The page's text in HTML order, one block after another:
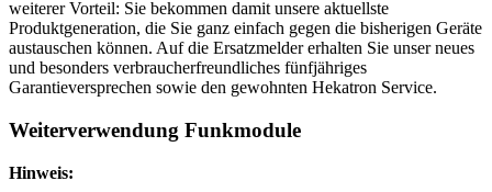
weiterer Vorteil: Sie bekommen damit unsere aktuellste
Produktgeneration, die Sie ganz einfach gegen die bisherigen Geräte
austauschen können. Auf die Ersatzmelder erhalten Sie unser neues
und besonders verbraucherfreundliches fünfjähriges
Garantieversprechen sowie den gewohnten Hekatron Service.
Weiterverwendung Funkmodule
Hinweis: